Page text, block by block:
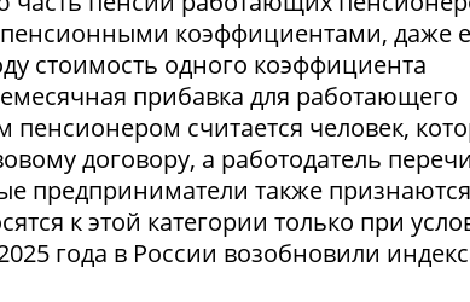
коэффициентами, даже
стоимость одного коэффициента
прибавка для работающего
считается человек,
договору, а работодатель
предприниматели также признаются
к этой категории только при
года в России возобновили